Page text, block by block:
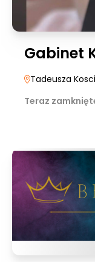
Gabinet
Tadeusza
Teraz